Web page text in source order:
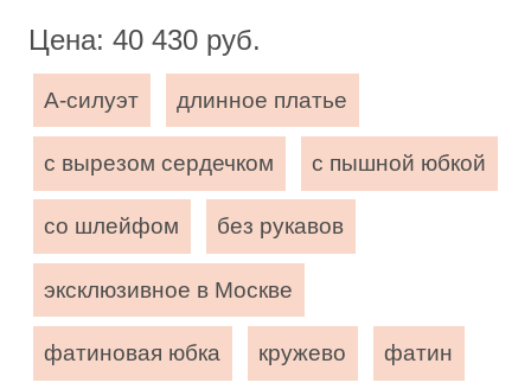
Цена: 40 430 руб.
А-силуэт длинное платье
с вырезом сердечком с пышной юбкой
со шлейфом без рукавов
эксклюзивное в Москве
фатиновая юбка кружево фатин